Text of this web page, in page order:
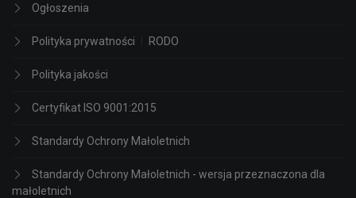
Ogłoszenia
Polityka prywatności RODO
Polityka jakości
Certyfikat ISO 9001:2015
Standardy Ochrony Małoletnich
Standardy Ochrony Małoletnich - wersja przeznaczona dla
małoletnich